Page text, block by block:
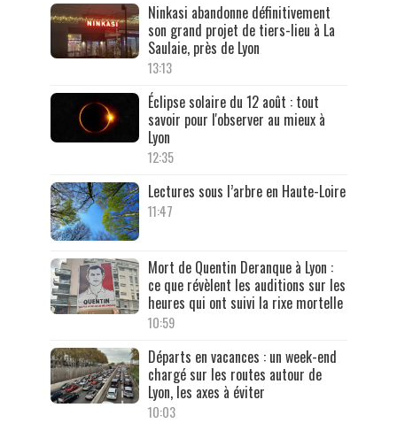
Ninkasi abandonne définitivement
son grand projet de tiers-lieu à La
Saulaie, près de Lyon
13:13
Éclipse solaire du 12 août : tout
savoir pour l'observer au mieux à
Lyon
12:35
Lectures sous l’arbre en Haute-Loire
11:47
Mort de Quentin Deranque à Lyon :
ce que révèlent les auditions sur les
heures qui ont suivi la rixe mortelle
10:59
Départs en vacances : un week-end
chargé sur les routes autour de
Lyon, les axes à éviter
10:03